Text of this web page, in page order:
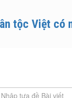
tộc Việt có